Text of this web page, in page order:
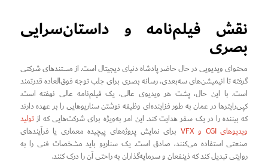
نقش فیلم‌نامه و داستان‌سرایی
بصری
محتوای ویدیویی در حال حاضر پادشاه دنیای دیجیتال است. از مستندهای شرکتی
گرفته تا انیمیشن‌های سه‌بعدی، رسانه بصری برای جلب توجه فوق‌العاده قدرتمند
است. با این حال، پشت هر ویدیوی عالی، یک فیلم‌نامه عالی نهفته است.
کپی‌رایترها در عمان به طور فزاینده‌ای وظیفه نوشتن سناریوهایی را بر عهده دارند
که بیننده را در یک سفر هدایت کند. این امر به‌ویژه برای شرکت‌هایی که ازتولید
ویدیوهای CGI و VFX
برای نمایش پروژه‌های پیچیده معماری یا فرآیندهای
صنعتی استفاده می‌کنند، صادق است. یک سناریو باید مشخصات فنی را به
روایتی تبدیل کند که ذینفعان و سرمایه‌گذاران به راحتی آن را درک کنند.